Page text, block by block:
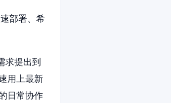
部署、希
求提出到
用上最新
日常协作